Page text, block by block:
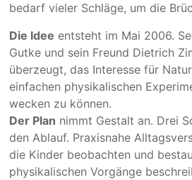
bedarf vieler Schläge, um die
Die Idee entsteht im Mai 2006.
Gutke und sein Freund Dietrich
überzeugt, das Interesse für
einfachen physikalischen
wecken zu können.
Der Plan nimmt Gestalt an. Drei
den Ablauf. Praxisnahe
die Kinder beobachten und
physikalischen Vorgänge